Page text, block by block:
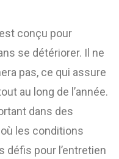
conçu pour
se détériorer. Il ne
pas, ce qui assure
au long de l’année.
dans des
les conditions
défis pour l’entretien